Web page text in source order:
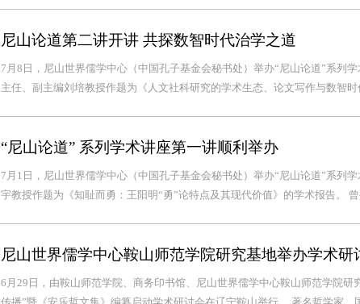
尼山论道第二讲开讲 共探数智时代治学之道
7月8日，尼山世界儒学中心（中国孔子基金会秘书处）举办“尼山论道”系列
主任、副主编刘培教授作题为《人文社科研究的学术生态、论文写作与数智时
“尼山论道” 系列学术讲座第一讲顺利举办
7月1日，尼山世界儒学中心（中国孔子基金会秘书处）举办“尼山论道”系列
宇教授作题为《知耻而勇：王阳明“勇”论特点及其现代价值》的学术报告。 曾
尼山世界儒学中心鞍山师范学院研究基地举办学术研
6月29日，由鞍山师范学院、商务印书馆、尼山世界儒学中心鞍山师范学院研